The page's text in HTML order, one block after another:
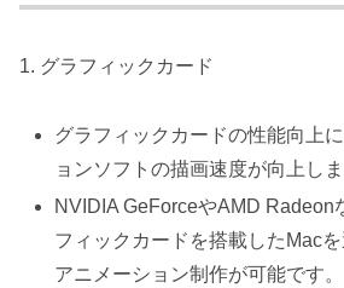
1. グラフィックカード
グラフィックカードの性能向上
ョンソフトの描画速度が向上しま
NVIDIA GeForceやAMD Radeon
フィックカードを搭載したMac
アニメーション制作が可能です。